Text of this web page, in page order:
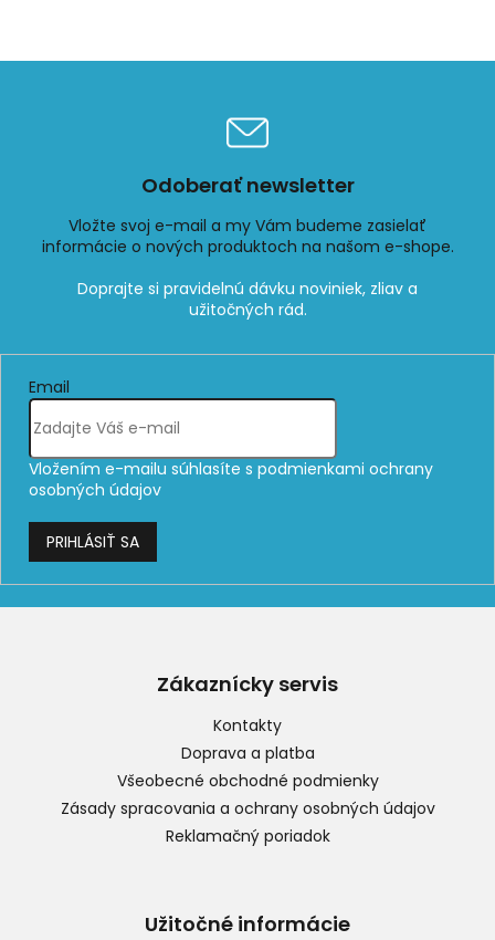
Odoberať newsletter
Vložte svoj e-mail a my Vám budeme zasielať
informácie o nových produktoch na našom e-shope.
Email
Vložením e-mailu súhlasíte s podmienkami ochrany
osobných údajov
PRIHLÁSIŤ SA
Zákaznícky servis
Kontakty
Doprava a platba
Všeobecné obchodné podmienky
Zásady spracovania a ochrany osobných údajov
Reklamačný poriadok
Užitočné informácie